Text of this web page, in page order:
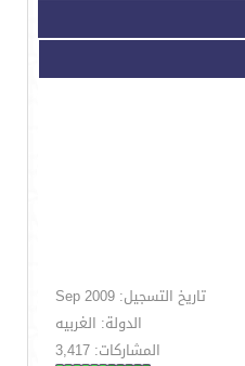
تاريخ التسجيل: Sep 2009
الدولة: الغربيه
المشاركات: 3,417